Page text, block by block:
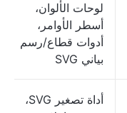
لوحات الألوان،
أسطر الأوامر،
أدوات قطاع/رسم
بياني SVG
أداة تصغير SVG،